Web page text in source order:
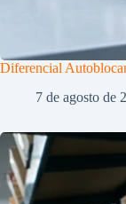
Diferencial
7 de agosto de